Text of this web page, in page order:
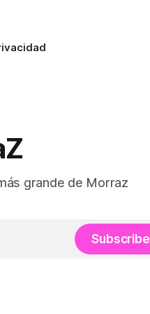
grande de Morraz
Subscribe